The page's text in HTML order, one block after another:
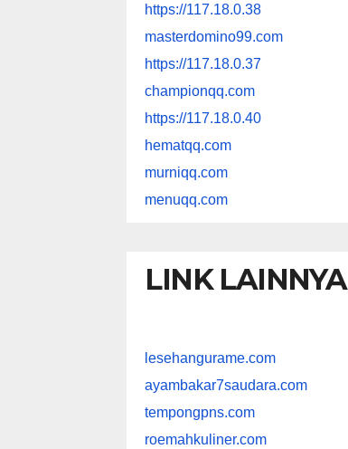
https://117.18.0.38
masterdomino99.com
https://117.18.0.37
championqq.com
https://117.18.0.40
hematqq.com
murniqq.com
menuqq.com
LINK LAINNYA
lesehangurame.com
ayambakar7saudara.com
tempongpns.com
roemahkuliner.com